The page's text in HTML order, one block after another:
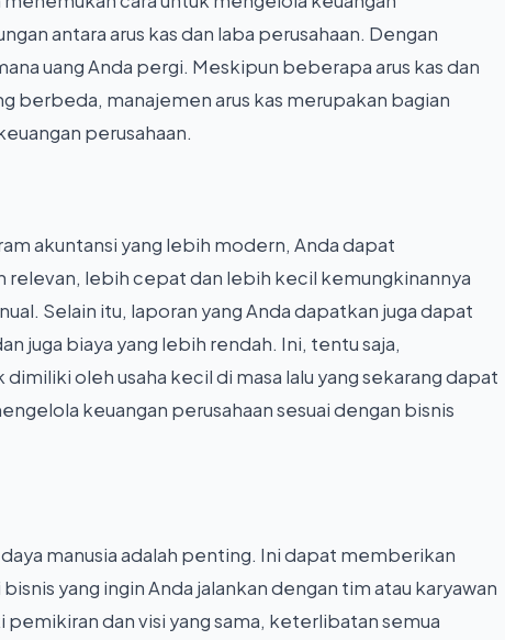
antara arus kas dan laba perusahaan. Dengan
uang Anda pergi. Meskipun beberapa arus kas dan
berbeda, manajemen arus kas merupakan bagian
perusahaan.
akuntansi yang lebih modern, Anda dapat
relevan, lebih cepat dan lebih kecil kemungkinannya
Selain itu, laporan yang Anda dapatkan juga dapat
juga biaya yang lebih rendah. Ini, tentu saja,
oleh usaha kecil di masa lalu yang sekarang dapat
keuangan perusahaan sesuai dengan bisnis
manusia adalah penting. Ini dapat memberikan
yang ingin Anda jalankan dengan tim atau karyawan
dan visi yang sama, keterlibatan semua